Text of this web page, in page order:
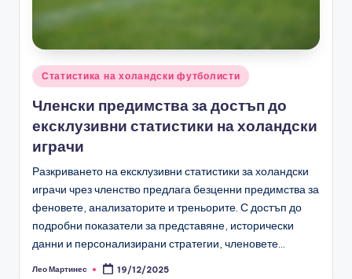
Posted
in
Статистика на холандски футболисти
Членски предимства за достъп до
ексклузивни статистики на холандски
играчи
Разкриването на ексклузивни статистики за холандски
играчи чрез членство предлага безценни предимства за
феновете, анализаторите и треньорите. С достъп до
подробни показатели за представяне, исторически
данни и персонализирани стратегии, членовете…
Posted
Лео Мартинес 19/12/2025